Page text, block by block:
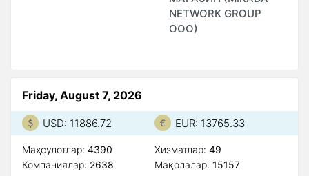
NETWORK GROUP
ООО)
Friday, August 7, 2026
USD: 11886.72 EUR: 13765.33
Маҳсулотлар: 4390
Компаниялар: 2638
Xизматлар: 49
Мақолалар: 15157